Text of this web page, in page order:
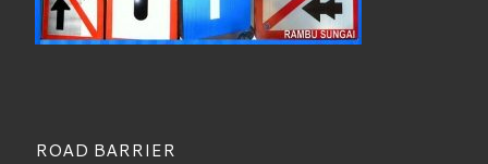
ROAD BARRIER